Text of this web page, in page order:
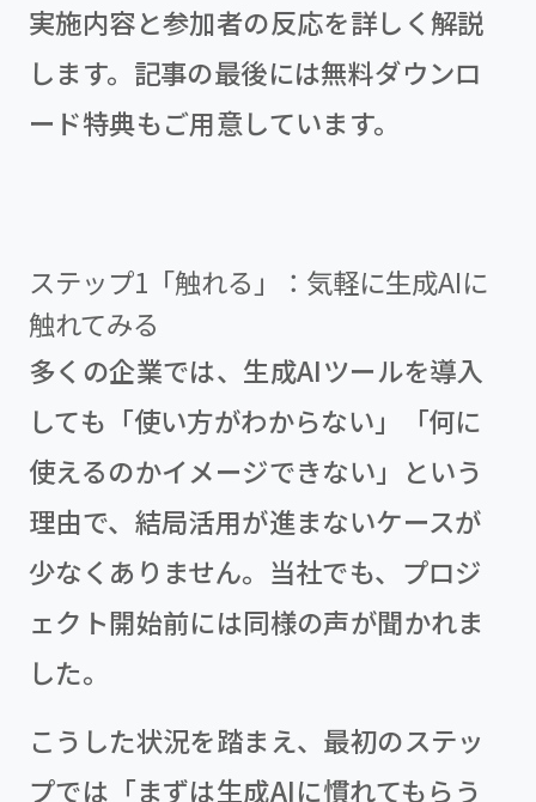
実施内容と参加者の反応を詳しく解説
します。記事の最後には無料ダウンロ
ード特典もご用意しています。
ステップ1「触れる」：気軽に生成AIに
触れてみる
多くの企業では、生成AIツールを導入
しても「使い方がわからない」「何に
使えるのかイメージできない」という
理由で、結局活用が進まないケースが
少なくありません。当社でも、プロジ
ェクト開始前には同様の声が聞かれま
した。
こうした状況を踏まえ、最初のステッ
プでは「まずは生成AIに慣れてもらう